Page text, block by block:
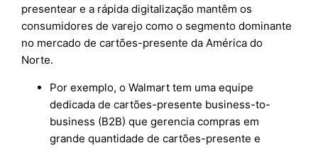
presentear e a rápida digitalização mantêm os
consumidores de varejo como o segmento dominante
no mercado de cartões-presente da América do
Norte.
Por exemplo, o Walmart tem uma equipe
dedicada de cartões-presente business-to-
business (B2B) que gerencia compras em
grande quantidade de cartões-presente e